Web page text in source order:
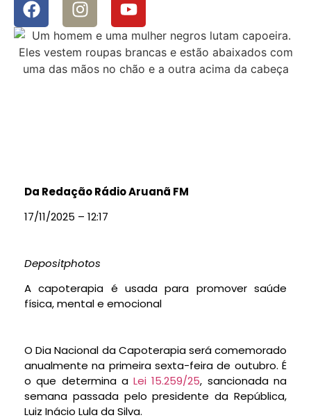
Da Redação Rádio Aruanã FM
17/11/2025 – 12:17
Depositphotos
A capoterapia é usada para promover saúde
física, mental e emocional
O Dia Nacional da Capoterapia será comemorado
anualmente na primeira sexta-feira de outubro. É
o que determina aLei 15.259/25, sancionada na
semana passada pelo presidente da República,
Luiz Inácio Lula da Silva.